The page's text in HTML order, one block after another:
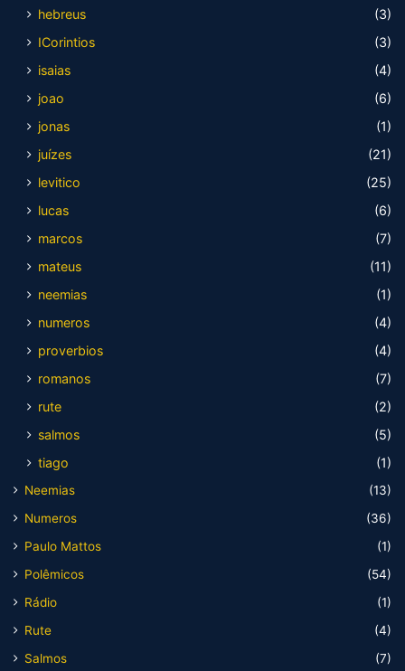
hebreus
(3)
ICorintios
(3)
isaias
(4)
joao
(6)
jonas
(1)
juízes
(21)
levitico
(25)
lucas
(6)
marcos
(7)
mateus
(11)
neemias
(1)
numeros
(4)
proverbios
(4)
romanos
(7)
rute
(2)
salmos
(5)
tiago
(1)
Neemias
(13)
Numeros
(36)
Paulo Mattos
(1)
Polêmicos
(54)
Rádio
(1)
Rute
(4)
Salmos
(7)